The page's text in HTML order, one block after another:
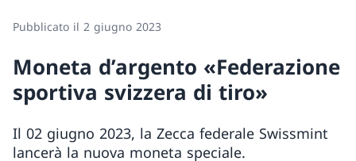
Pubblicato il 2 giugno 2023
Moneta d’argento «Federazione
sportiva svizzera di tiro»
Il 02 giugno 2023, la Zecca federale Swissmint
lancerà la nuova moneta speciale.